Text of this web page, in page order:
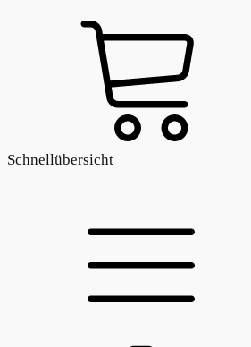
Schnellübersicht